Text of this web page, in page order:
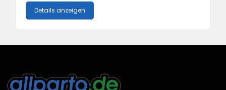
Details anzeigen